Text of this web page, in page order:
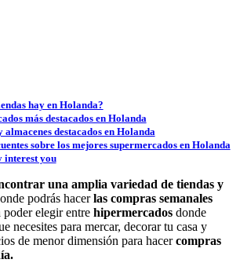
hay en Holanda?
más destacados en Holanda
almacenes destacados en Holanda
sobre los mejores supermercados en Holanda
interest you
una amplia variedad de tiendas y
podrás hacerlas compras semanales
poder elegir entre hipermercados donde
necesites para mercar, decorar tu casa y
de menor dimensión para hacercompras